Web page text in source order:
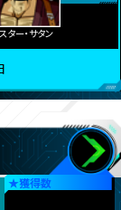
ター・サタン
★獲得数